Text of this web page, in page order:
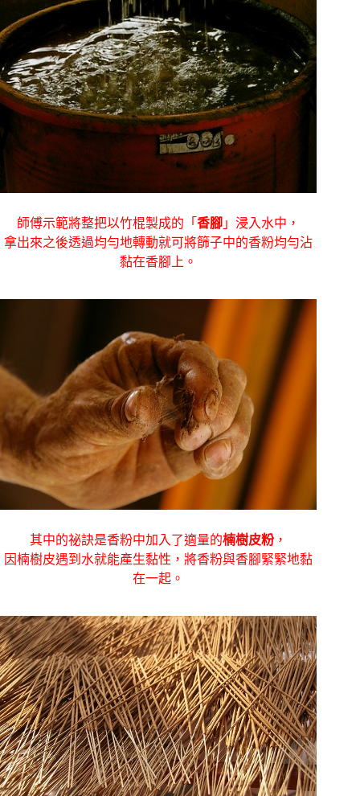
師傅示範將整把以竹棍製成的「香腳 」浸入水中，
拿出來之後透過均勻地轉動就可將篩子中的香粉均勻沾
黏在香腳上。
其中的祕訣是香粉中加入了適量的楠樹皮粉，
因楠樹皮遇到水就能產生黏性，將香粉與香腳緊緊地黏
在一起。